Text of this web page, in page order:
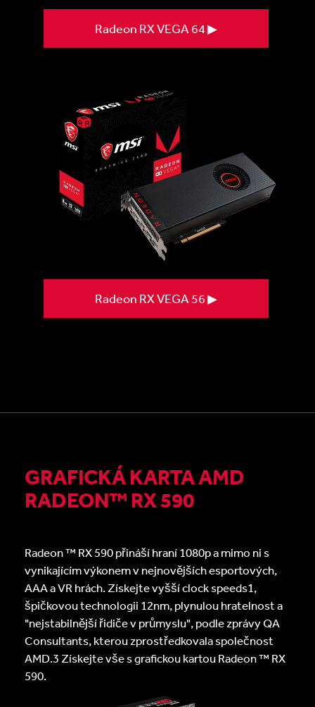
Radeon RX VEGA 64 ▶
Radeon RX VEGA 56 ▶
GRAFICKÁ KARTA AMD
RADEON™ RX 590
Radeon ™ RX 590 přináší hraní 1080p a mimo ni s
vynikajícím výkonem v nejnovějších esportových,
AAA a VR hrách. Získejte vyšší clock speeds1,
špičkovou technologii 12nm, plynulou hratelnost a
"nejstabilnější řidiče v průmyslu", podle zprávy QA
Consultants, kterou zprostředkovala společnost
AMD.3 Získejte vše s grafickou kartou Radeon ™ RX
590.